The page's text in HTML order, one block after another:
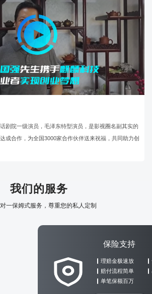
剧院一级演员，毛泽东特型演员，是影视圈名副其实的
成合作，为全国3000家合作伙伴送来祝福，共同助力创
我们的服务
一保姆式服务，尊重您的私人定制
全国范围理赔
出现手续便捷